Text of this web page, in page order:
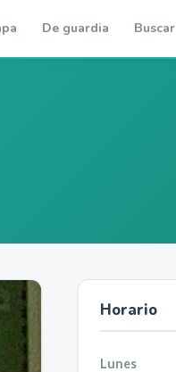
De guardia Buscar
Horario
Lunes